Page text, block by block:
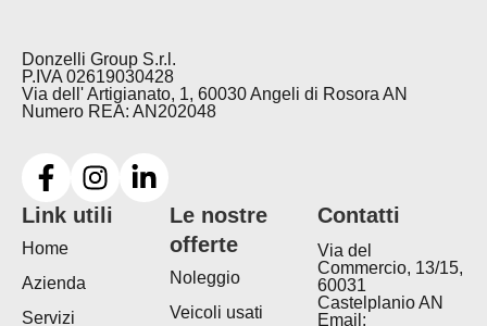
Donzelli Group S.r.l.
P.IVA 02619030428
Via dell' Artigianato, 1, 60030 Angeli di Rosora AN
Numero REA: AN202048
Link utili
Home
Azienda
Servizi
Le nostre
offerte
Noleggio
Veicoli usati
Contatti
Via del
Commercio, 13/15,
60031
Castelplanio AN
Email: